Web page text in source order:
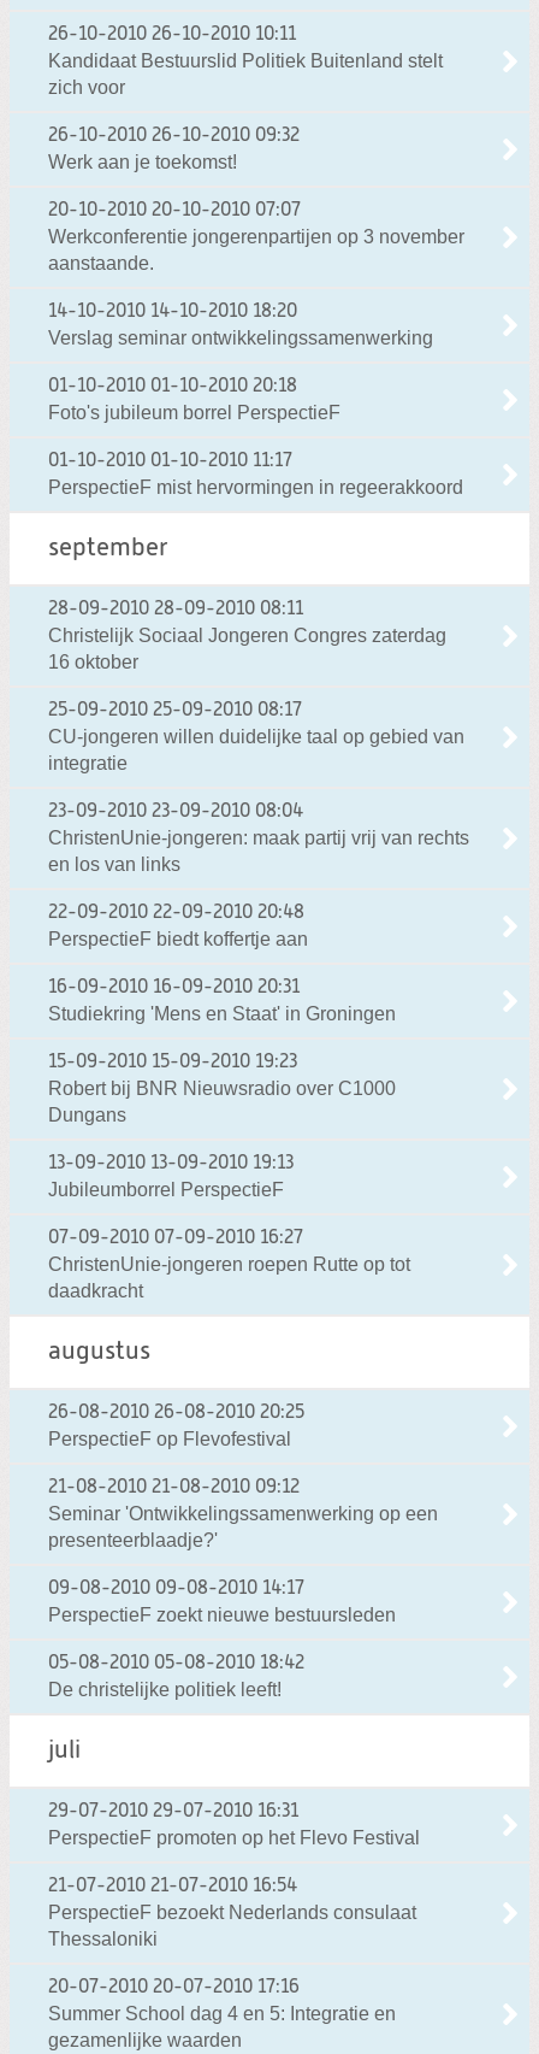
26-10-2010 26-10-2010 10:11
Kandidaat Bestuurslid Politiek Buitenland stelt
zich voor
26-10-2010 26-10-2010 09:32
Werk aan je toekomst!
20-10-2010 20-10-2010 07:07
Werkconferentie jongerenpartijen op 3 november
aanstaande.
14-10-2010 14-10-2010 18:20
Verslag seminar ontwikkelingssamenwerking
01-10-2010 01-10-2010 20:18
Foto's jubileum borrel PerspectieF
01-10-2010 01-10-2010 11:17
PerspectieF mist hervormingen in regeerakkoord
september
28-09-2010 28-09-2010 08:11
Christelijk Sociaal Jongeren Congres zaterdag
16 oktober
25-09-2010 25-09-2010 08:17
CU-jongeren willen duidelijke taal op gebied van
integratie
23-09-2010 23-09-2010 08:04
ChristenUnie-jongeren: maak partij vrij van rechts
en los van links
22-09-2010 22-09-2010 20:48
PerspectieF biedt koffertje aan
16-09-2010 16-09-2010 20:31
Studiekring 'Mens en Staat' in Groningen
15-09-2010 15-09-2010 19:23
Robert bij BNR Nieuwsradio over C1000
Dungans
13-09-2010 13-09-2010 19:13
Jubileumborrel PerspectieF
07-09-2010 07-09-2010 16:27
ChristenUnie-jongeren roepen Rutte op tot
daadkracht
augustus
26-08-2010 26-08-2010 20:25
PerspectieF op Flevofestival
21-08-2010 21-08-2010 09:12
Seminar 'Ontwikkelingssamenwerking op een
presenteerblaadje?'
09-08-2010 09-08-2010 14:17
PerspectieF zoekt nieuwe bestuursleden
05-08-2010 05-08-2010 18:42
De christelijke politiek leeft!
juli
29-07-2010 29-07-2010 16:31
PerspectieF promoten op het Flevo Festival
21-07-2010 21-07-2010 16:54
PerspectieF bezoekt Nederlands consulaat
Thessaloniki
20-07-2010 20-07-2010 17:16
Summer School dag 4 en 5: Integratie en
gezamenlijke waarden